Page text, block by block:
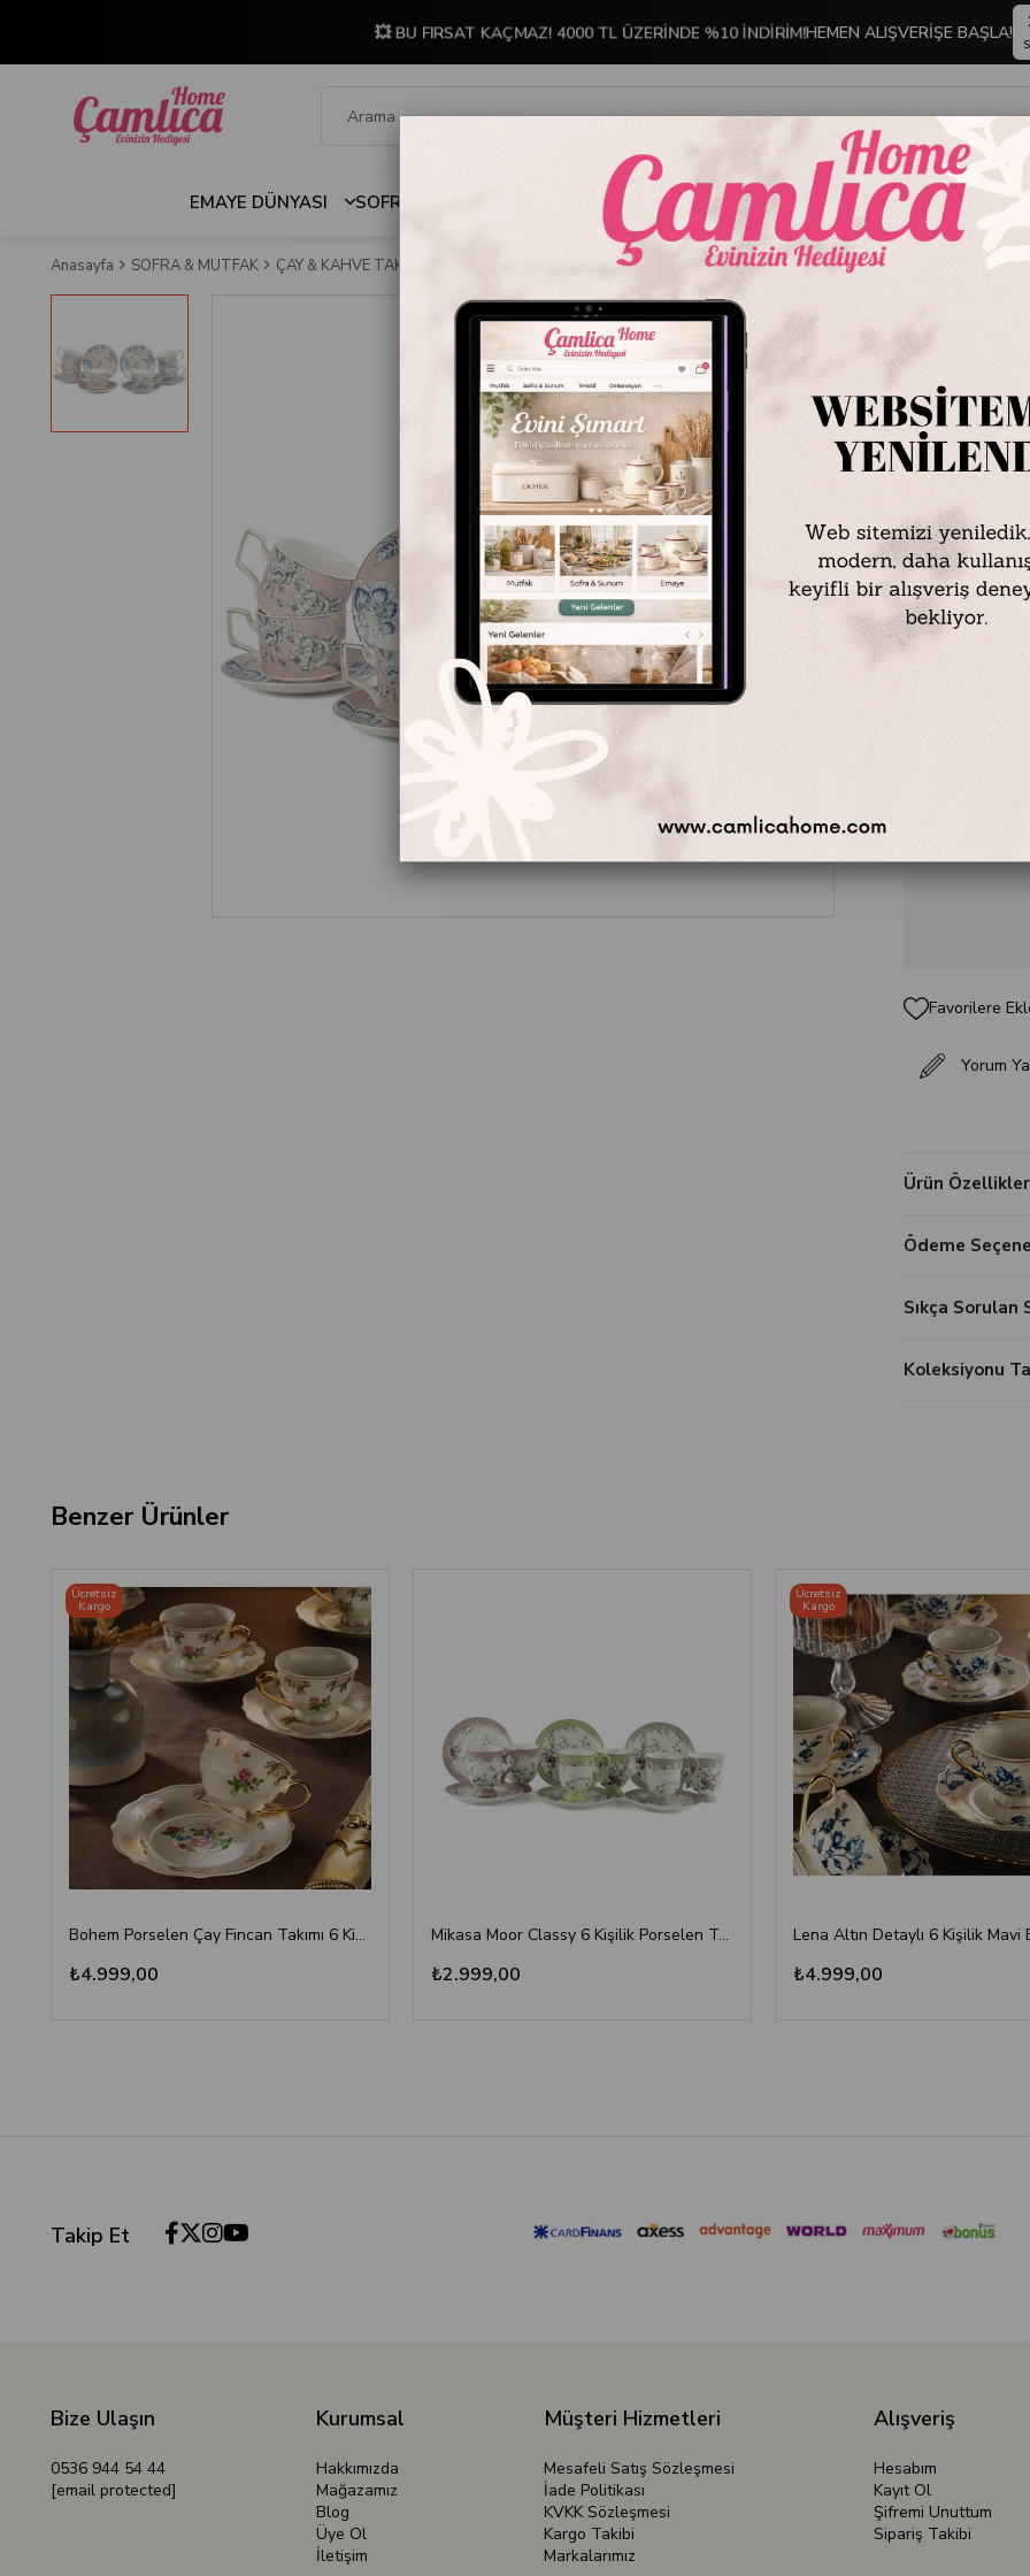
💥 BU FIRSAT KAÇMAZ! 4000 TL ÜZERİNDE %10 İNDİRİM!HEMEN ALIŞVERİŞE BAŞLA!
EMAYE DÜNYASI SOFRA & MUTFAK İNDİRİMLİ ÜRÜNLER DEKORASYON TABLO KOLEKSİYONU
Anasayfa SOFRA & MUTFAK ÇAY & KAHVE TAKIMLARI Mikasa Moor Bluem 6 Kişilik Porselen Çay Fincan Takımı 230cc
Stok Kodu
Marka Mikasa
Modern ve
Kişilik
çiçek
hacmi ve
sunan bu
çay finacanı
Favorilere
Yorum
Ürün
Ödeme
Sıkça Sorulan
Koleksiyonu
Benzer Ürünler
Bohem Porselen Çay Fincan Takımı 6 Kişilik Gül Desenli
₺4.999,00
Ücretsiz
Kargo
Mikasa Moor Classy 6 Kişilik Porselen Türk Kahvesi Fincan Takımı
₺2.999,00 ₺4.999,00
Ücretsiz
Kargo
Takip Et
Bize Ulaşın
0536 944 54 44
[email protected]
Kurumsal
Hakkımızda
Mağazamız
Blog
Üye Ol
İletişim
Müşteri Hizmetleri
Mesafeli Satış Sözleşmesi
İade Politikası
KVKK Sözleşmesi
Kargo Takibi
Markalarımız
Alışveriş
Hesabım
Kayıt Ol
Şifremi Unuttum
Sipariş Takibi